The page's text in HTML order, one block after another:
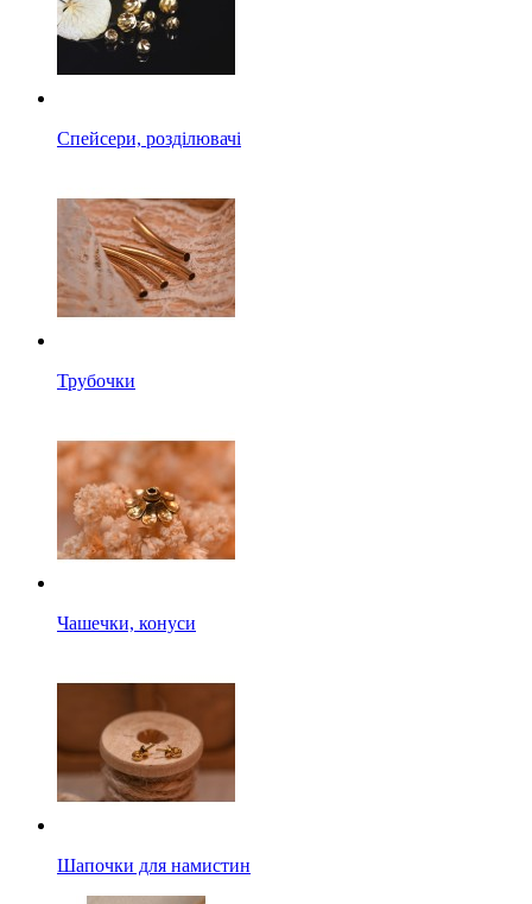
Спейсери, розділювачі
Трубочки
Чашечки, конуси
Шапочки для намистин